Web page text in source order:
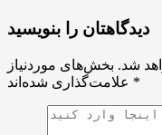
دیدگاهتان را بنویسید
شد. بخش‌های موردنیاز
*